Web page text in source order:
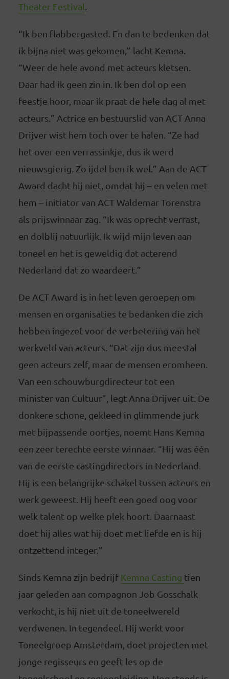
Theater Festival
“Ik ben flabbergasted. En dan te bedenken dat
ik bijna niet was gekomen,” lacht Kemna.
“Weer de hele avond met acteurs kletsen.
Daar had ik geen zin in. Ik ben dol op een
feestje hoor, maar ik praat de hele dag al met
acteurs.” Actrice en bestuurslid van ACT Anna
Drijver wist hem toch over te halen. “Ze had
het over een verrassinkje, dus ik werd
nieuwsgierig. Zo ijdel ben ik wel.” Aan de ACT
Award dacht hij niet, omdat hij – en velen met
hem – initiator van ACT Waldemar Torenstra
als prijswinnaar zag. “Ik was oprecht verrast,
en dolblij natuurlijk. Ik wijd mijn leven aan
toneel en het is geweldig dat acterend
Nederland dat zo waardeert.”
De ACT Award is in het leven geroepen om
mensen en organisaties te bedanken die zich
hebben ingezet voor de verbetering van het
werkveld van acteurs. “Dat zijn dus meestal
geen acteurs zelf, maar de mensen eromheen.
Van een schouwburgdirecteur tot een
minister van Cultuur”, legt Anna Drijver uit. De
donkere schone, gekleed in glimmende jurk
met bijpassende oortjes, noemt Hans Kemna
een zeer terechte eerste winnaar. “Hij was één
van de eerste castingdirectors in Nederland.
Hij is een belangrijke schakel tussen acteurs en
werk geweest. Hij heeft een goed oog voor
welk talent op welke plek hoort. Daarnaast
doet hij alles wat hij doet met liefde en is hij
ontzettend integer.”
Sinds Kemna zijn bedrijf Kemna Casting tien
jaar geleden aan compagnon Job Gosschalk
verkocht, is hij niet uit de toneelwereld
verdwenen. In tegendeel. Hij werkt voor
Toneelgroep Amsterdam, doet projecten met
jonge regisseurs en geeft les op de